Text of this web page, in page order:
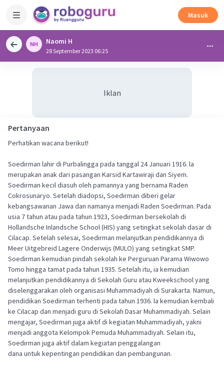
Masuk
Naomi H
28 September 2023 06:25
Iklan
Pertanyaan
Perhatikan wacana berikut!
Soedirman lahir di Purbalingga pada tanggal 24 Januari 1916. la
merupakan anak dari pasangan Karsid Kartawiraji dan Siyem.
Soedirman kecil diasuh oleh pamannya yang bernama Raden
Cokrosunaryo. Setelah diadopsi, Soedirman diberi gelar
kebangsawanan Jawa dan namanya menjadi Raden Soedirman. Pada
usia 7 tahun atau pada tahun 1923, Soedirman bersekolah di
Hollandsche Inlandsche School (HIS) yang setingkat sekolah dasar di
Cilacap. Setelah selesai, Soedirman melanjutkan pendidikannya di
Meer Uitgebreid Lagere Onderwijs (MULO) yang setingkat SMP.
Soedirman kemudian pindah sekolah ke Perguruan Parama Wiwowo
Tomo hingga tamat pada tahun 1935. Setelah itu, ia kemudian
melanjutkan pendidikannya di Sekolah Guru atau Kweekschool yang
diselenggarakan oleh organisasi Muhammadiyah di Surakarta. Namun,
pendidikan Soedirman terhenti pada tahun 1936. la kemudian kembali
ke Cilacap dan menjadi guru di Sekolah Dasar Muhammadiyah. Selain
mengajar, Soedirman juga aktif di kegiatan Muhammadiyah, yakni
menjadi anggota Kelompok Pemuda Muhammadiyah. Selain itu,
Soedirman juga aktif dalam kegiatan penggalangan
dana untuk kepentingan pendidikan dan pembangunan.